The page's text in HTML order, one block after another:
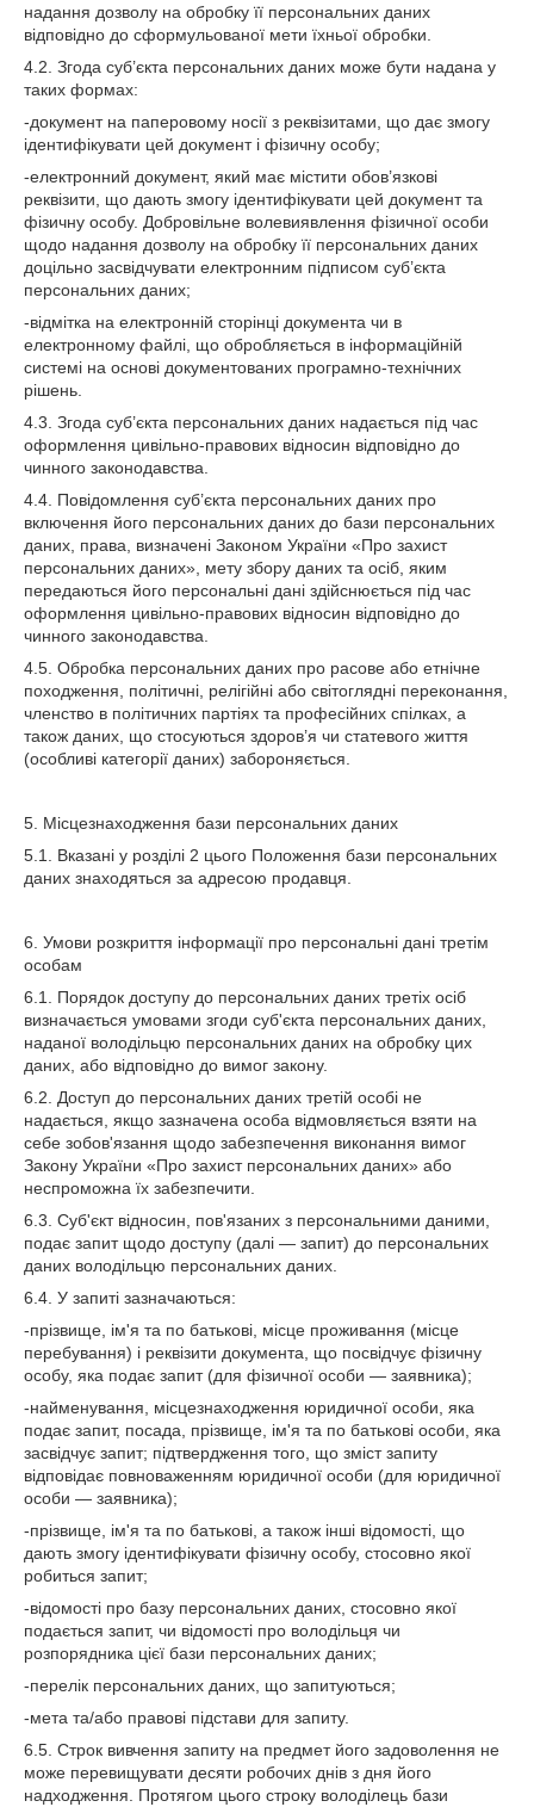
надання дозволу на обробку її персональних даних
відповідно до сформульованої мети їхньої обробки.
4.2. Згода суб’єкта персональних даних може бути надана у
таких формах:
-документ на паперовому носії з реквізитами, що дає змогу
ідентифікувати цей документ і фізичну особу;
-електронний документ, який має містити обов’язкові
реквізити, що дають змогу ідентифікувати цей документ та
фізичну особу. Добровільне волевиявлення фізичної особи
щодо надання дозволу на обробку її персональних даних
доцільно засвідчувати електронним підписом суб’єкта
персональних даних;
-відмітка на електронній сторінці документа чи в
електронному файлі, що обробляється в інформаційній
системі на основі документованих програмно-технічних
рішень.
4.3. Згода суб’єкта персональних даних надається під час
оформлення цивільно-правових відносин відповідно до
чинного законодавства.
4.4. Повідомлення суб’єкта персональних даних про
включення його персональних даних до бази персональних
даних, права, визначені Законом України «Про захист
персональних даних», мету збору даних та осіб, яким
передаються його персональні дані здійснюється під час
оформлення цивільно-правових відносин відповідно до
чинного законодавства.
4.5. Обробка персональних даних про расове або етнічне
походження, політичні, релігійні або світоглядні переконання,
членство в політичних партіях та професійних спілках, а
також даних, що стосуються здоров’я чи статевого життя
(особливі категорії даних) забороняється.
5. Місцезнаходження бази персональних даних
5.1. Вказані у розділі 2 цього Положення бази персональних
даних знаходяться за адресою продавця.
6. Умови розкриття інформації про персональні дані третім
особам
6.1. Порядок доступу до персональних даних третіх осіб
визначається умовами згоди суб'єкта персональних даних,
наданої володільцю персональних даних на обробку цих
даних, або відповідно до вимог закону.
6.2. Доступ до персональних даних третій особі не
надається, якщо зазначена особа відмовляється взяти на
себе зобов'язання щодо забезпечення виконання вимог
Закону України «Про захист персональних даних» або
неспроможна їх забезпечити.
6.3. Суб'єкт відносин, пов'язаних з персональними даними,
подає запит щодо доступу (далі — запит) до персональних
даних володільцю персональних даних.
6.4. У запиті зазначаються:
-прізвище, ім'я та по батькові, місце проживання (місце
перебування) і реквізити документа, що посвідчує фізичну
особу, яка подає запит (для фізичної особи — заявника);
-найменування, місцезнаходження юридичної особи, яка
подає запит, посада, прізвище, ім'я та по батькові особи, яка
засвідчує запит; підтвердження того, що зміст запиту
відповідає повноваженням юридичної особи (для юридичної
особи — заявника);
-прізвище, ім'я та по батькові, а також інші відомості, що
дають змогу ідентифікувати фізичну особу, стосовно якої
робиться запит;
-відомості про базу персональних даних, стосовно якої
подається запит, чи відомості про володільця чи
розпорядника цієї бази персональних даних;
-перелік персональних даних, що запитуються;
-мета та/або правові підстави для запиту.
6.5. Строк вивчення запиту на предмет його задоволення не
може перевищувати десяти робочих днів з дня його
надходження. Протягом цього строку володілець бази